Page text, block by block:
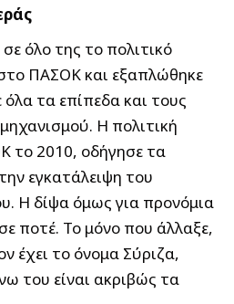
όλο της το πολιτικό
ΠΑΣΟΚ και εξαπλώθηκε
τα επίπεδα και τους
Η πολιτική
το 2010, οδήγησε τα
εγκατάλειψη του
Η δίψα όμως για προνόμια
ποτέ. Το μόνο που άλλαξε,
έχει το όνομα Σύριζα,
του είναι ακριβώς τα